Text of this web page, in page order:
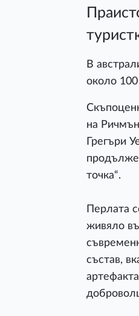
В
около
на
Грегъри
точка“.
Перлата
живяло
състав,